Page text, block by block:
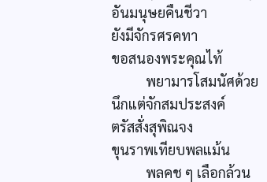
อันมนุษยคืนชีวา
ยังมีจักรศรคทา
ขอสนองพระคุณไท้
พยามารโสมนัศด้วย
นึกแต่จักสมประสงค์
ตรัสสั่งสุพิณจง
ขุนราพเทียบพลแม้น
พลคช ๆ เลือกล้วน